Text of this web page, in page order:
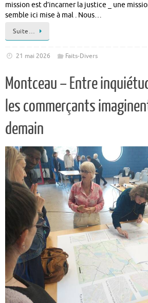
mission est d’incarner la justice _ une
semble ici mise à mal . Nous…
Suite…
21 mai 2026 Faits-Divers
Montceau – Entre
les commerçants
demain